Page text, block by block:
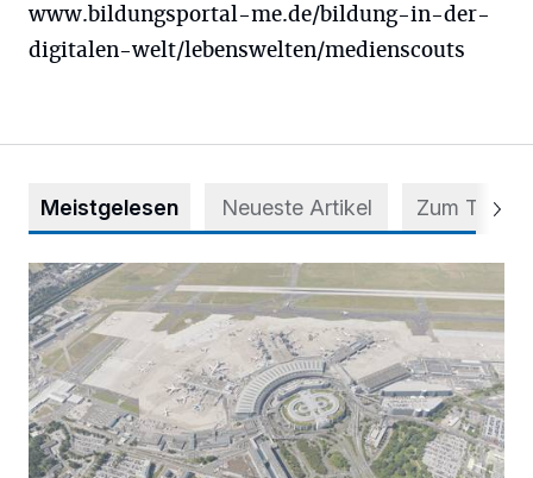
www.bildungsportal-me.de/bildung-in-der-
digitalen-welt/lebenswelten/medienscouts
Meistgelesen Neueste Artikel Zum Thema
Vorsicht bei dubiosen „Park & Fly“-Anbietern